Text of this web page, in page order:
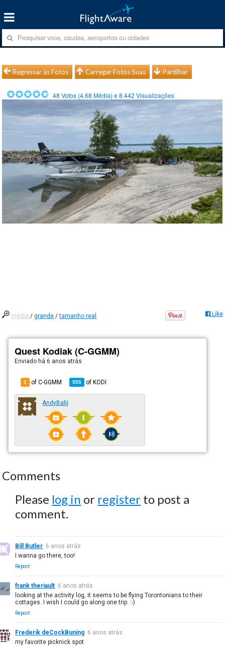
Regressar às Fotos Carregar Fotos Suas Partilhar
48 Votos (4.68 Média) e8.442 Visualizações
média /grande /tamanho real Like
Quest Kodiak (C-GGMM)
Enviado há6 anos atrás
1 of C-GGMM 555 ofKODI
AndyBalij
Comments
Please log in or register to post a
comment.
Bill Butler 6 anos atrás
I wanna go there, too!
Report
frank theriault 6 anos atrás
looking at the activity log, it seems to be flying Torontonians to their
cottages. I wish I could go along one trip. :-)
Report
Frederik deCockBuning 6 anos atrás
my favorite picknick spot